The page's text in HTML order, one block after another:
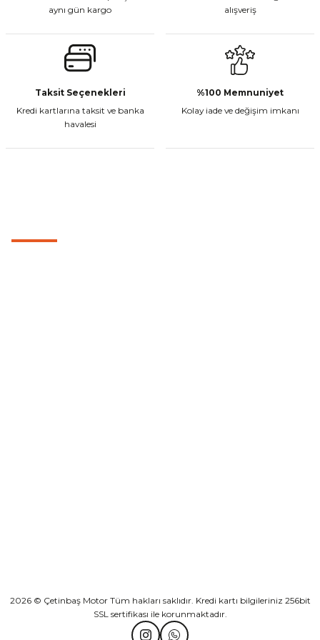
Gönder
CF Moto 450MT Sol Kumanda Düğmeleri Komple
₺ 2.800,00
aynı gün kargo
alışveriş
Taksit Seçenekleri
Kredi kartlarına taksit ve banka
havalesi
%100 Memnuniyet
Kolay iade ve değişim imkanı
2026 © Çetinbaş Motor Tüm hakları saklıdır. Kredi kartı bilgileriniz 256bit
SSL sertifikası ile korunmaktadır.